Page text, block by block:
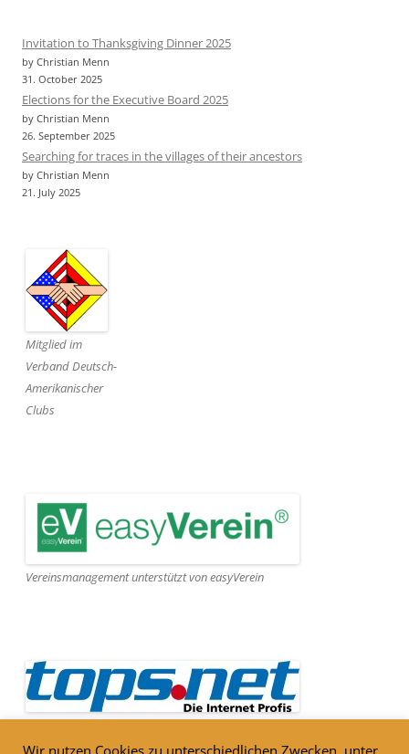
Invitation to Thanksgiving Dinner 2025
by Christian Menn
31. October 2025
Elections for the Executive Board 2025
by Christian Menn
26. September 2025
Searching for traces in the villages of their ancestors
by Christian Menn
21. July 2025
Mitglied im
Verband Deutsch-
Amerikanischer
Clubs
Vereinsmanagement unterstützt von easyVerein
Webseite gehostet von Tops.net
Wir nutzen Cookies zu unterschiedlichen Zwecken, unter